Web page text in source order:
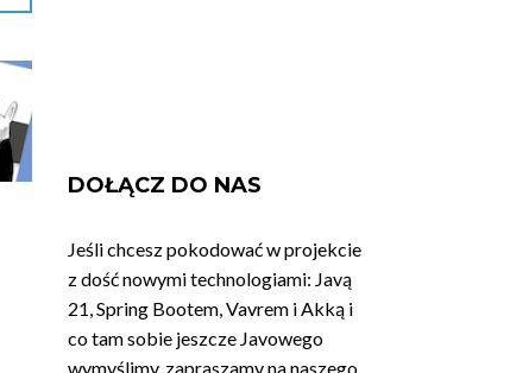
DOŁĄCZ DO NAS
Jeśli chcesz pokodować w projekcie
z dość nowymi technologiami: Javą
21, Spring Bootem, Vavrem i Akką i
co tam sobie jeszcze Javowego
wymyślimy, zapraszamy na naszego